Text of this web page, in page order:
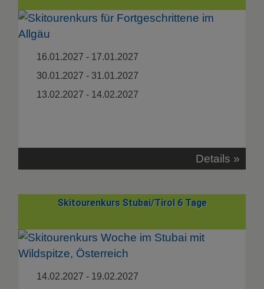
16.01.2027 - 17.01.2027
30.01.2027 - 31.01.2027
13.02.2027 - 14.02.2027
Details »
Skitourenkurs Stubai/Tirol 6 Tage
14.02.2027 - 19.02.2027